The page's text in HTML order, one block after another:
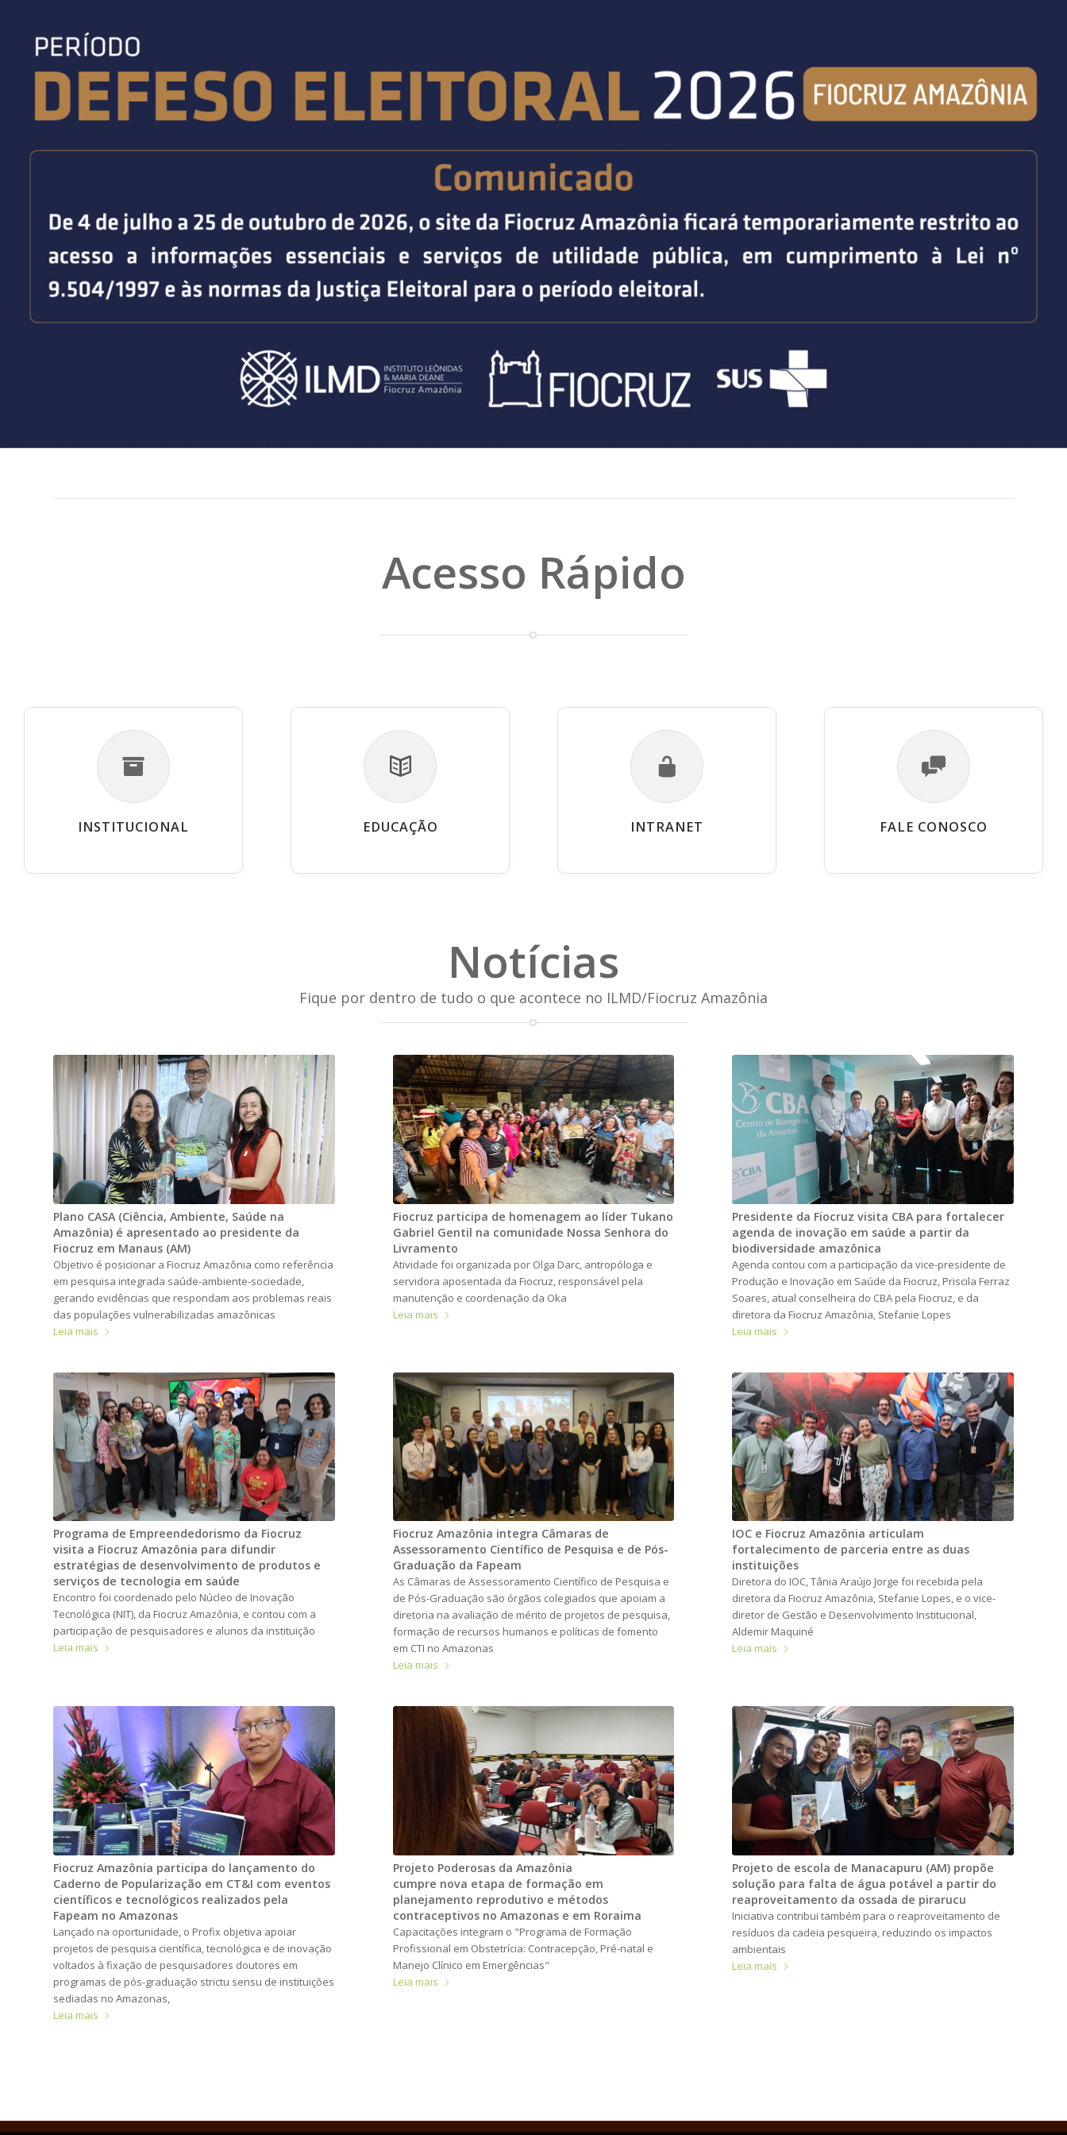
Acesso Rápido
INSTITUCIONAL EDUCAÇÃO INTRANET FALE CONOSCO
Notícias
Fique por dentro de tudo o que acontece no ILMD/Fiocruz Amazônia
Plano CASA (Ciência, Ambiente, Saúde na
Amazônia) é apresentado ao presidente da
Fiocruz em Manaus (AM)
Objetivo é posicionar a Fiocruz Amazônia como referência
em pesquisa integrada saúde-ambiente-sociedade,
gerando evidências que respondam aos problemas reais
das populações vulnerabilizadas amazônicas
Leia mais
Fiocruz participa de homenagem ao líder Tukano
Gabriel Gentil na comunidade Nossa Senhora do
Livramento
Atividade foi organizada por Olga Darc, antropóloga e
servidora aposentada da Fiocruz, responsável pela
manutenção e coordenação da Oka
Leia mais
Presidente da Fiocruz visita CBA para fortalecer
agenda de inovação em saúde a partir da
biodiversidade amazônica
Agenda contou com a participação da vice-presidente de
Produção e Inovação em Saúde da Fiocruz, Priscila Ferraz
Soares, atual conselheira do CBA pela Fiocruz, e da
diretora da Fiocruz Amazônia, Stefanie Lopes
Leia mais
Programa de Empreendedorismo da Fiocruz
visita a Fiocruz Amazônia para difundir
estratégias de desenvolvimento de produtos e
serviços de tecnologia em saúde
Encontro foi coordenado pelo Núcleo de Inovação
Tecnológica (NIT), da Fiocruz Amazônia, e contou com a
participação de pesquisadores e alunos da instituição
Leia mais
Fiocruz Amazônia integra Câmaras de
Assessoramento Científico de Pesquisa e de Pós-
Graduação da Fapeam
As Câmaras de Assessoramento Científico de Pesquisa e
de Pós-Graduação são órgãos colegiados que apoiam a
diretoria na avaliação de mérito de projetos de pesquisa,
formação de recursos humanos e políticas de fomento
em CTI no Amazonas
Leia mais
IOC e Fiocruz Amazônia articulam
fortalecimento de parceria entre as duas
instituições
Diretora do IOC, Tânia Araújo Jorge foi recebida pela
diretora da Fiocruz Amazônia, Stefanie Lopes, e o vice-
diretor de Gestão e Desenvolvimento Institucional,
Aldemir Maquiné
Leia mais
Fiocruz Amazônia participa do lançamento do
Caderno de Popularização em CT&I com eventos
científicos e tecnológicos realizados pela
Fapeam no Amazonas
Lançado na oportunidade, o Profix objetiva apoiar
projetos de pesquisa científica, tecnológica e de inovação
voltados à fixação de pesquisadores doutores em
programas de pós-graduação strictu sensu de instituições
sediadas no Amazonas,
Leia mais
Projeto Poderosas da Amazônia
cumpre nova etapa de formação em
planejamento reprodutivo e métodos
contraceptivos no Amazonas e em Roraima
Capacitações integram o "Programa de Formação
Profissional em Obstetrícia: Contracepção, Pré-natal e
Manejo Clínico em Emergências"
Leia mais
Projeto de escola de Manacapuru (AM) propõe
solução para falta de água potável a partir do
reaproveitamento da ossada de pirarucu
Iniciativa contribui também para o reaproveitamento de
resíduos da cadeia pesqueira, reduzindo os impactos
ambientais
Leia mais